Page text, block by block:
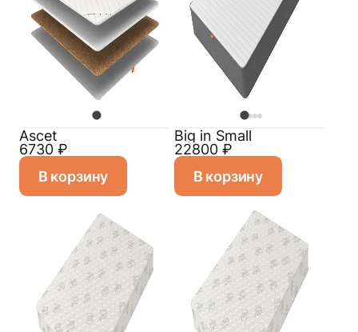
Ascet
6730 ₽
В корзину
Big in Small
22800 ₽
В корзину